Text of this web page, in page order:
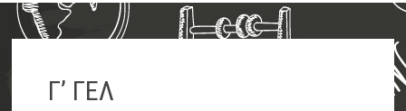
Γ’ ΓΕΛ